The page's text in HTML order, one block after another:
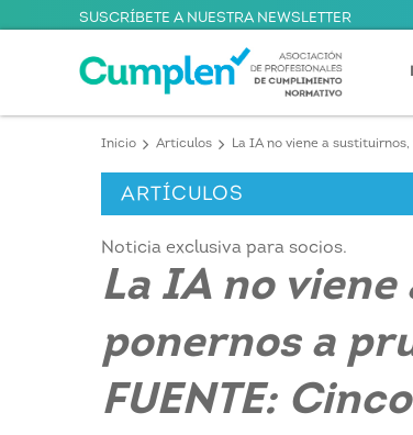
SUSCRÍBETE A NUESTRA NEWSLETTER
Inicio Artículos La IA no viene a
ARTÍCULOS
Noticia exclusiva para socios.
La IA no
ponernos a
FUENTE: